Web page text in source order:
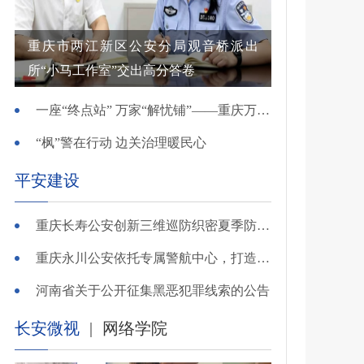
重庆市两江新区公安分局观音桥派出
所“小马工作室”交出高分答卷
一座“终点站” 万家“解忧铺”——重庆万州综治中心基层治理创新实践观察
“枫”警在行动 边关治理暖民心
平安建设
重庆长寿公安创新三维巡防织密夏季防溺水安全网
重庆永川公安依托专属警航中心，打造“全域感知、智能研判”智慧警务模式
河南省关于公开征集黑恶犯罪线索的公告
长安微视 | 网络学院